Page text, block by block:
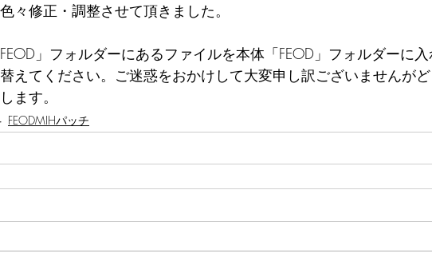
修正・調整させて頂きました。
」フォルダーにあるファイルを本体「FEOD」フォルダーに
えてください。ご迷惑をおかけして大変申し訳ございませんが
ます。
FEODMIHパッチ